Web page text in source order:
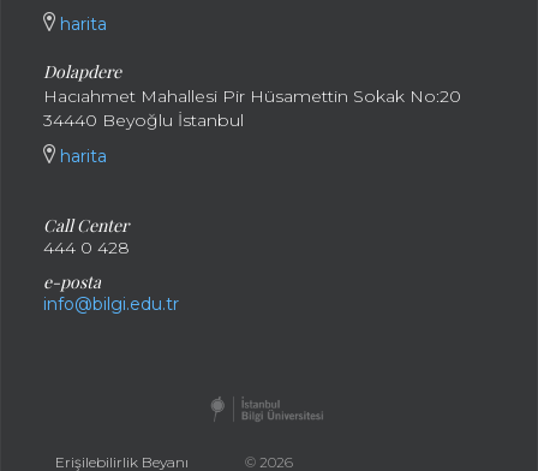
harita
Dolapdere
Hacıahmet Mahallesi Pir Hüsamettin Sokak No:20
34440 Beyoğlu İstanbul
harita
Call Center
444 0 428
e-posta
info@bilgi.edu.tr
Erişilebilirlik Beyanı © 2026